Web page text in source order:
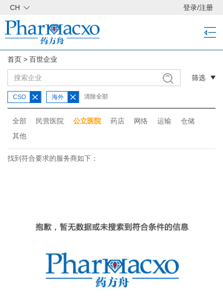
CH 登录/注册
首页 > 百世企业
筛选
CSO 海外 清除全部
全部 民营医院 公立医院 药店 网络 运输
仓储
其他
找到符合要求的服务商如下：